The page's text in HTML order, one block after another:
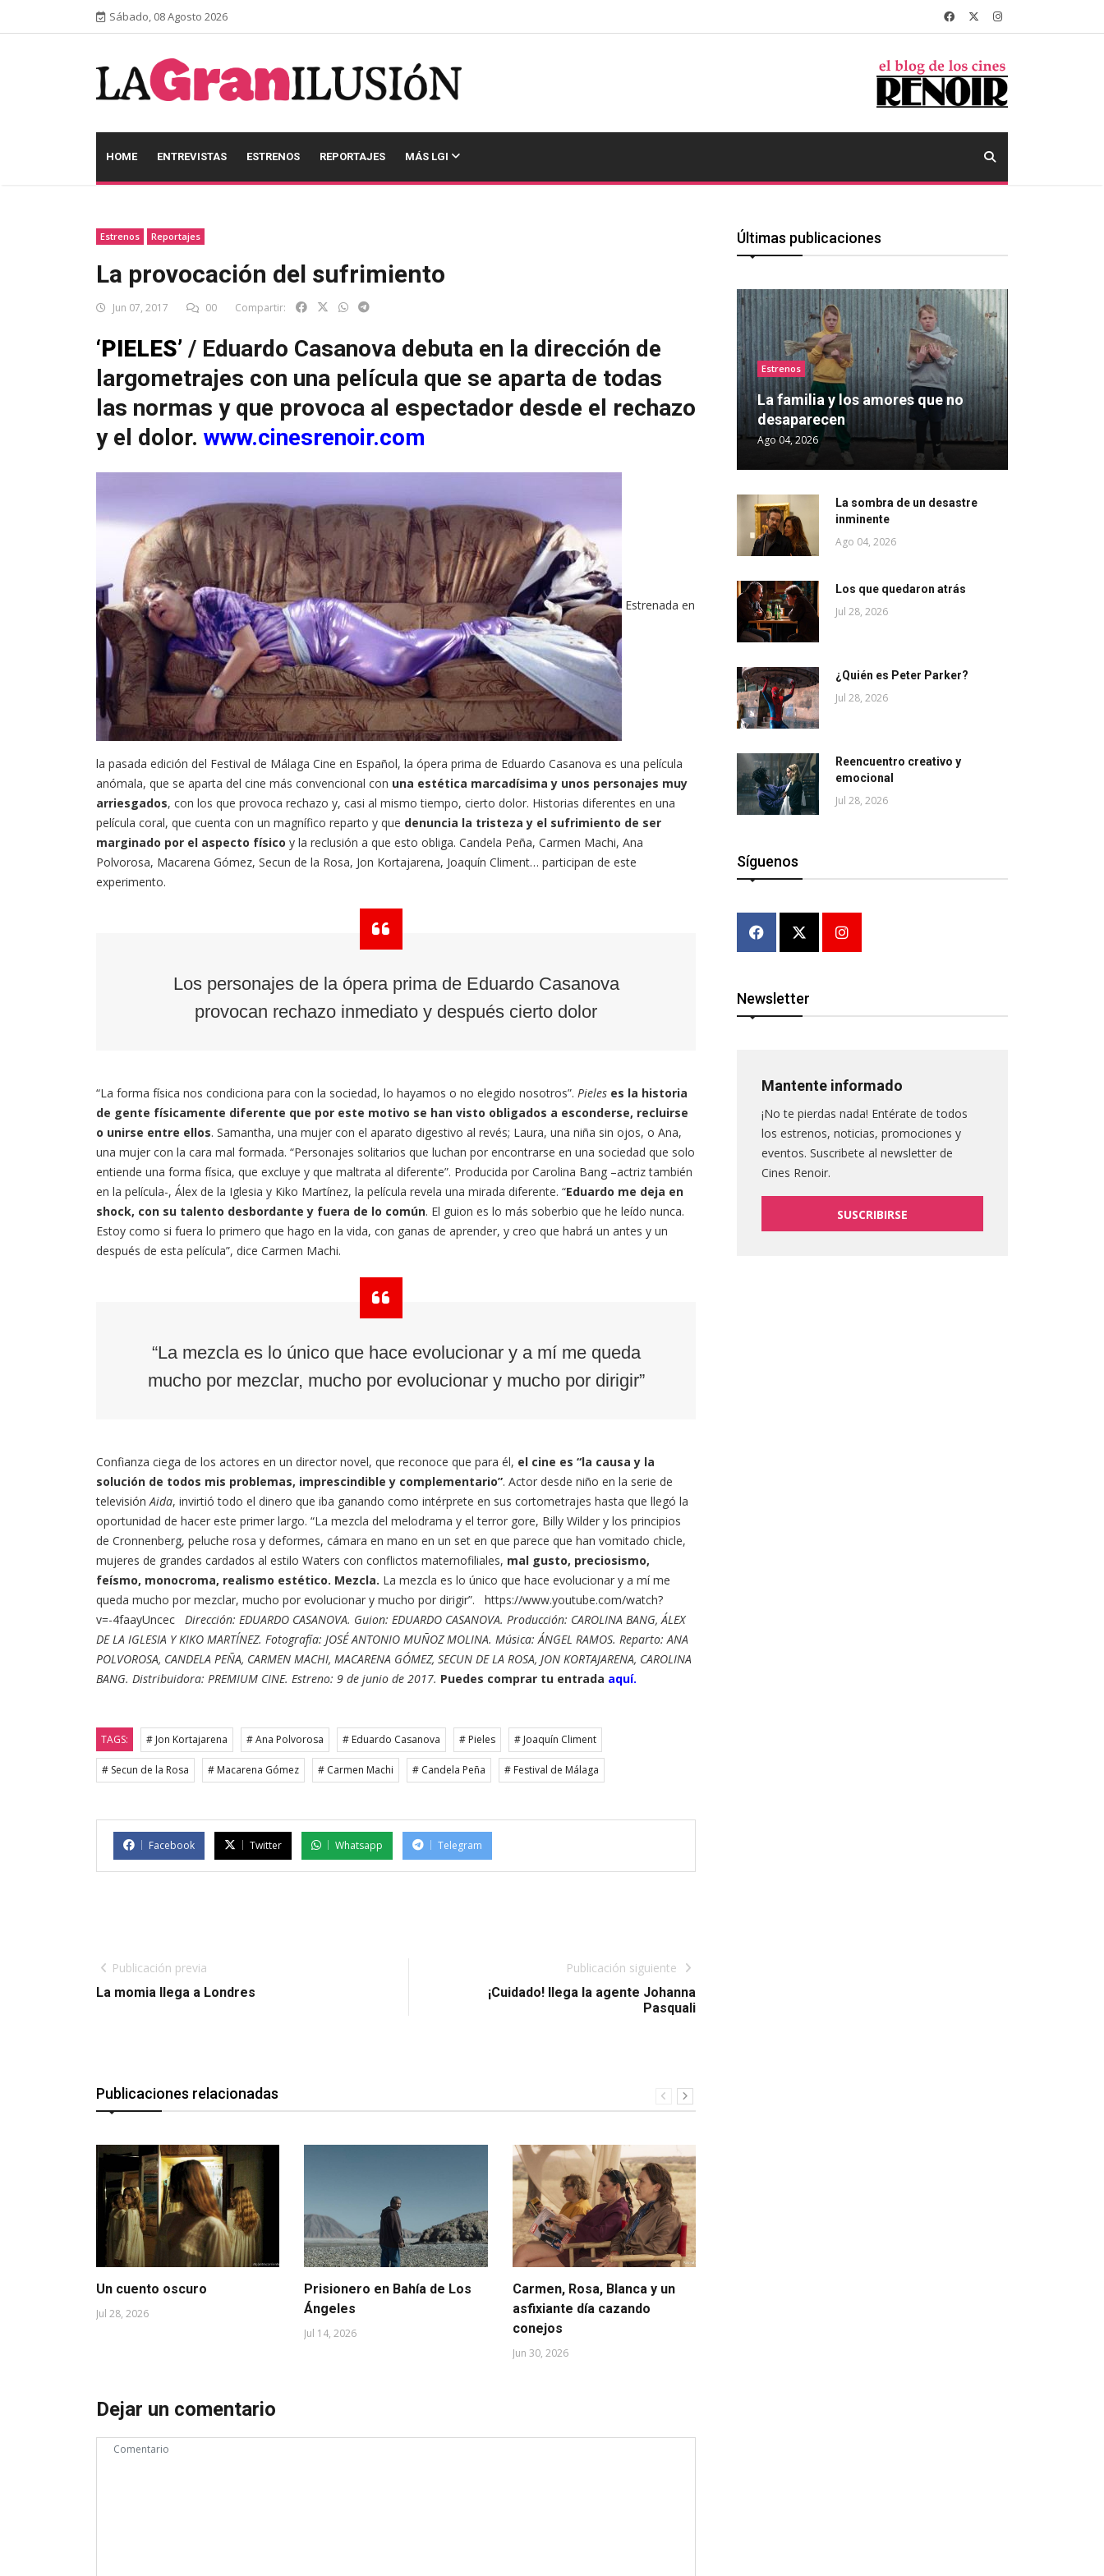
Sábado, 08 Agosto 2026
HOME ENTREVISTAS ESTRENOS REPORTAJES MÁS LGI
Estrenos Reportajes
La provocación del sufrimiento
Jun 07, 2017 00 Compartir:
‘PIELES’ / Eduardo Casanova debuta en la dirección de
largometrajes con una película que se aparta de todas
las normas y que provoca al espectador desde el rechazo
y el dolor. www.cinesrenoir.com
Estrenada en
la pasada edición del Festival de Málaga Cine en Español, la ópera prima de Eduardo Casanova es una película
anómala, que se aparta del cine más convencional con una estética marcadísima y unos personajes muy
arriesgados, con los que provoca rechazo y, casi al mismo tiempo, cierto dolor. Historias diferentes en una
película coral, que cuenta con un magnífico reparto y que denuncia la tristeza y el sufrimiento de ser
marginado por el aspecto físico y la reclusión a que esto obliga. Candela Peña, Carmen Machi, Ana
Polvorosa, Macarena Gómez, Secun de la Rosa, Jon Kortajarena, Joaquín Climent… participan de este
experimento.
Los personajes de la ópera prima de Eduardo Casanova
provocan rechazo inmediato y después cierto dolor
“La forma física nos condiciona para con la sociedad, lo hayamos o no elegido nosotros”. Pieles es la historia
de gente físicamente diferente que por este motivo se han visto obligados a esconderse, recluirse
o unirse entre ellos. Samantha, una mujer con el aparato digestivo al revés; Laura, una niña sin ojos, o Ana,
una mujer con la cara mal formada. “Personajes solitarios que luchan por encontrarse en una sociedad que solo
entiende una forma física, que excluye y que maltrata al diferente”. Producida por Carolina Bang –actriz también
en la película-, Álex de la Iglesia y Kiko Martínez, la película revela una mirada diferente. “Eduardo me deja en
shock, con su talento desbordante y fuera de lo común. El guion es lo más soberbio que he leído nunca.
Estoy como si fuera lo primero que hago en la vida, con ganas de aprender, y creo que habrá un antes y un
después de esta película”, dice Carmen Machi.
“La mezcla es lo único que hace evolucionar y a mí me queda
mucho por mezclar, mucho por evolucionar y mucho por dirigir”
Confianza ciega de los actores en un director novel, que reconoce que para él, el cine es “la causa y la
solución de todos mis problemas, imprescindible y complementario”. Actor desde niño en la serie de
televisiónAida, invirtió todo el dinero que iba ganando como intérprete en sus cortometrajes hasta que llegó la
oportunidad de hacer este primer largo. “La mezcla del melodrama y el terror gore, Billy Wilder y los principios
de Cronnenberg, peluche rosa y deformes, cámara en mano en un set en que parece que han vomitado chicle,
mujeres de grandes cardados al estilo Waters con conflictos maternofiliales, mal gusto, preciosismo,
feísmo, monocroma, realismo estético. Mezcla. La mezcla es lo único que hace evolucionar y a mí me
queda mucho por mezclar, mucho por evolucionar y mucho por dirigir”. https://www.youtube.com/watch?
v=-4faayUncec Dirección: EDUARDO CASANOVA. Guion: EDUARDO CASANOVA. Producción: CAROLINA BANG, ÁLEX
DE LA IGLESIA Y KIKO MARTÍNEZ. Fotografía: JOSÉ ANTONIO MUÑOZ MOLINA. Música: ÁNGEL RAMOS. Reparto: ANA
POLVOROSA, CANDELA PEÑA, CARMEN MACHI, MACARENA GÓMEZ, SECUN DE LA ROSA, JON KORTAJARENA, CAROLINA
BANG. Distribuidora: PREMIUM CINE. Estreno: 9 de junio de 2017. Puedes comprar tu entrada aquí.
TAGS: # Jon Kortajarena # Ana Polvorosa # Eduardo Casanova # Pieles # Joaquín Climent
# Secun de la Rosa # Macarena Gómez # Carmen Machi # Candela Peña # Festival de Málaga
Facebook Twitter Whatsapp Telegram
Publicación previa
La momia llega a Londres
Publicación siguiente
¡Cuidado! llega la agente Johanna
Pasquali
Publicaciones relacionadas
Un cuento oscuro
Jul 28, 2026
Prisionero en Bahía de Los
Ángeles
Jul 14, 2026
Carmen, Rosa, Blanca y un
asfixiante día cazando
conejos
Jun 30, 2026
Dejar un comentario
Últimas publicaciones
Estrenos
La familia y los amores que no
desaparecen
Ago 04, 2026
La sombra de un desastre
inminente
Ago 04, 2026
Los que quedaron atrás
Jul 28, 2026
¿Quién es Peter Parker?
Jul 28, 2026
Reencuentro creativo y
emocional
Jul 28, 2026
Síguenos
Newsletter
Mantente informado
¡No te pierdas nada! Entérate de todos
los estrenos, noticias, promociones y
eventos. Suscribete al newsletter de
Cines Renoir.
SUSCRIBIRSE